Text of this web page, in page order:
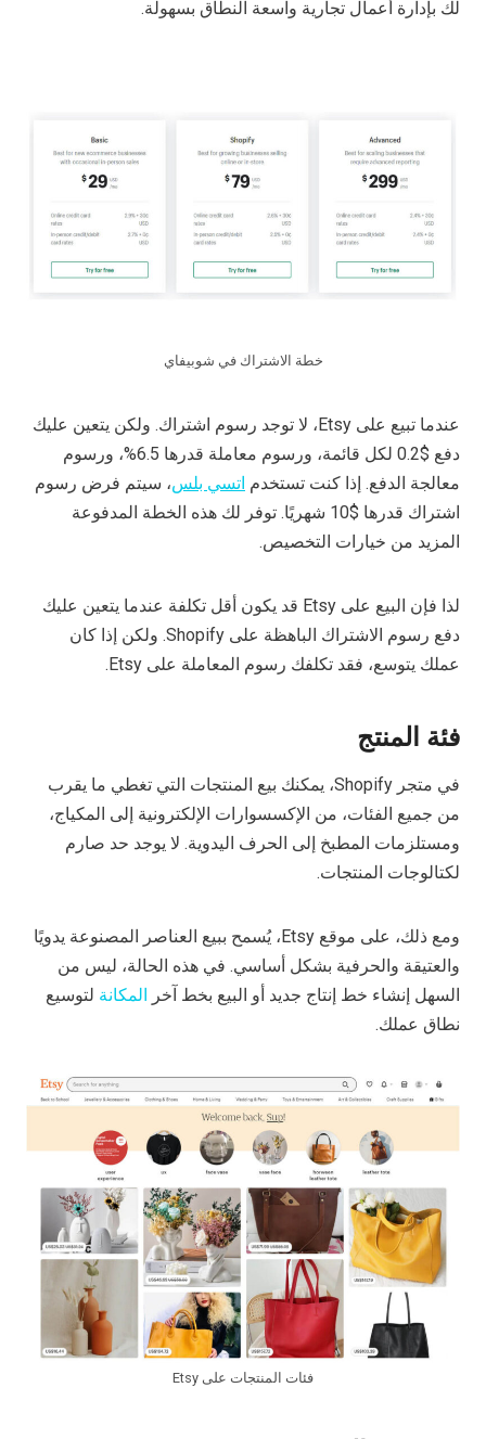
لك بإدارة أعمال تجارية واسعة النطاق بسهولة.
خطة الاشتراك في شوبيفاي
عندما تبيع على Etsy، لا توجد رسوم اشتراك. ولكن يتعين عليك
دفع $0.2 لكل قائمة، ورسوم معاملة قدرها 6.5%، ورسوم
معالجة الدفع. إذا كنت تستخدم اتسي بلس، سيتم فرض رسوم
اشتراك قدرها $10 شهريًا. توفر لك هذه الخطة المدفوعة
المزيد من خيارات التخصيص.
لذا فإن البيع على Etsy قد يكون أقل تكلفة عندما يتعين عليك
دفع رسوم الاشتراك الباهظة على Shopify. ولكن إذا كان
عملك يتوسع، فقد تكلفك رسوم المعاملة على Etsy.
فئة المنتج
في متجر Shopify، يمكنك بيع المنتجات التي تغطي ما يقرب
من جميع الفئات، من الإكسسوارات الإلكترونية إلى المكياج،
ومستلزمات المطبخ إلى الحرف اليدوية. لا يوجد حد صارم
لكتالوجات المنتجات.
ومع ذلك، على موقع Etsy، يُسمح ببيع العناصر المصنوعة يدويًا
والعتيقة والحرفية بشكل أساسي. في هذه الحالة، ليس من
السهل إنشاء خط إنتاج جديد أو البيع بخط آخر
المكانة لتوسيع
نطاق عملك.
فئات المنتجات على Etsy